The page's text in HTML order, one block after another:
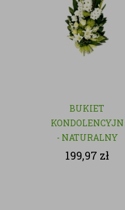
BUKIET
KONDOLENCYJNY
- NATURALNY
199,97 zł